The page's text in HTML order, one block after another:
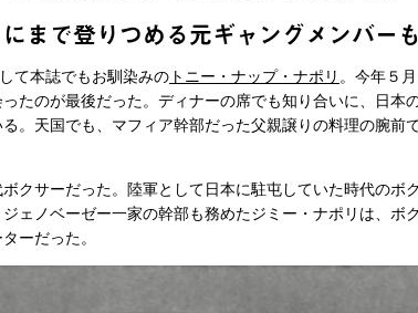
まで登りつめる元ギャングメンバーも
て本誌でもお馴染みの トニー・ナップ・ナポリ 。今年５
たのが最後だった。ディナーの席でも知り合いに、日本
。天国でも、マフィア幹部だった父親譲りの料理の腕前
サーだった。陸軍として日本に駐屯していた時代のボ
ェノベーゼー一家の幹部も務めたジミー・ナポリは、ボ
ーだった。